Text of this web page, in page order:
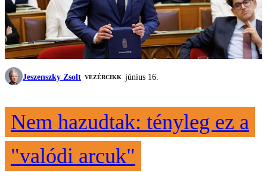
Jeszenszky Zsolt VEZÉRCIKK június 16.
Nem hazudtak: tényleg ez a
"valódi arcuk"